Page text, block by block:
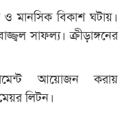
ও মানসিক বিকাশ ঘটায়।
সাফল্য। ক্রীড়াঙ্গনের
আয়োজন করায়
লিটন।